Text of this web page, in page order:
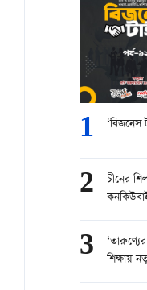
1
2
চীনের শিল্প ও
3
শিক্ষায়